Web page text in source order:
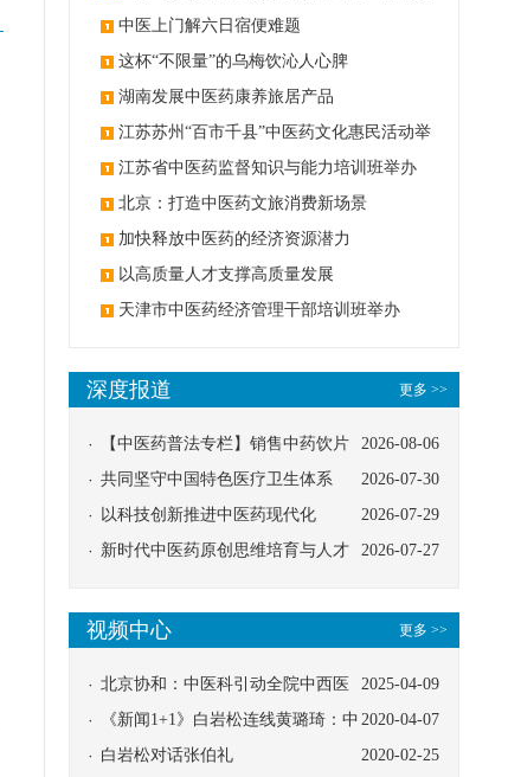
展 中医上门解六日宿便难题
这杯“不限量”的乌梅饮沁人心脾
湖南发展中医药康养旅居产品
江苏苏州“百市千县”中医药文化惠民活动举
办 江苏省中医药监督知识与能力培训班举办
北京：打造中医药文旅消费新场景
加快释放中医药的经济资源潜力
以高质量人才支撑高质量发展
天津市中医药经济管理干部培训班举办
更多 >>
深度报道
2026-08-06
【中医药普法专栏】销售中药饮片
应告知煎服方法及注意事项
2026-07-30
共同坚守中国特色医疗卫生体系
2026-07-29
以科技创新推进中医药现代化
2026-07-27
新时代中医药原创思维培育与人才
更多 >>
视频中心
2025-04-09
北京协和：中医科引动全院中西医
协同
2020-04-07
《新闻1+1》白岩松连线黄璐琦：中
医救治的临床效果
2020-02-25
白岩松对话张伯礼